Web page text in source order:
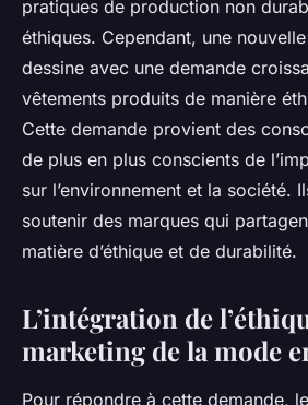
pratiques de production non
éthiques. Cependant, une
dessine avec une demande
vêtements produits de manière
Cette demande provient des
de plus en plus conscients de
sur l’environnement et la société.
soutenir des marques qui
matière d’éthique et de durabilité.
L’intégration de
marketing de la mode
Pour répondre à cette demande,